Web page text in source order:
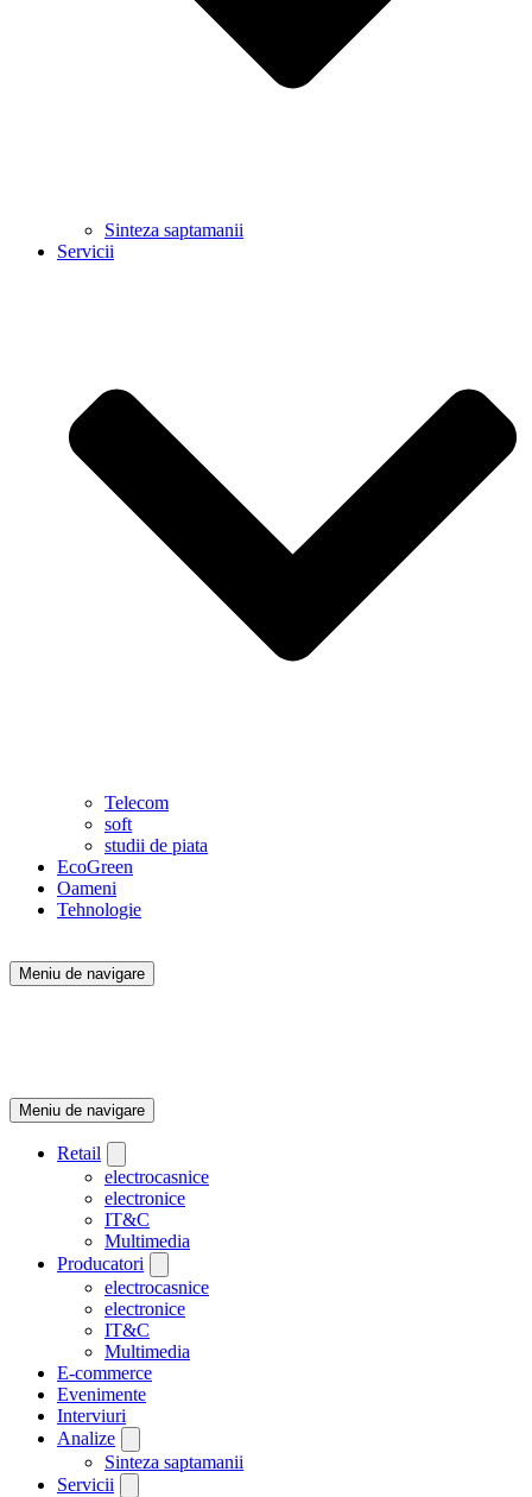
Sinteza saptamanii
Servicii
Telecom
soft
studii de piata
EcoGreen
Oameni
Tehnologie
Meniu de navigare
Meniu de navigare
Retail
electrocasnice
electronice
IT&C
Multimedia
Producatori
electrocasnice
electronice
IT&C
Multimedia
E-commerce
Evenimente
Interviuri
Analize
Sinteza saptamanii
Servicii